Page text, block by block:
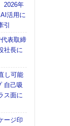
2026年
活用に
引
表取締
社長に
し可能
自己吸
ス面に
ージ印